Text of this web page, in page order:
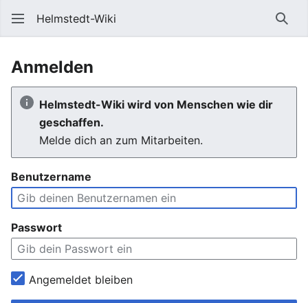
Helmstedt-Wiki
Anmelden
Helmstedt-Wiki wird von Menschen wie dir
geschaffen.
Melde dich an zum Mitarbeiten.
Benutzername
Passwort
Angemeldet bleiben